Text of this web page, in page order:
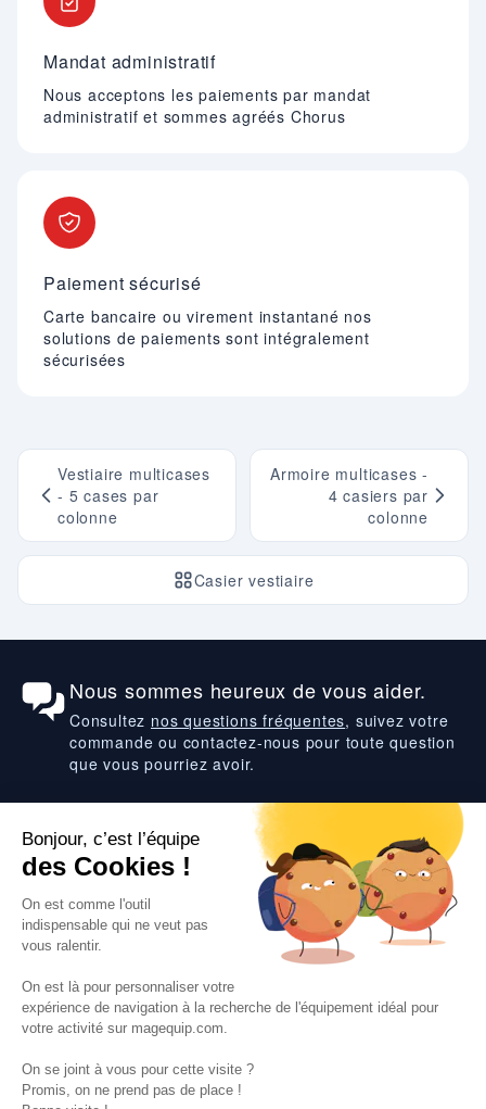
Mandat administratif
Nous acceptons les paiements par mandat
administratif et sommes agréés Chorus
Paiement sécurisé
Carte bancaire ou virement instantané nos
solutions de paiements sont intégralement
sécurisées
Vestiaire multicases
- 5 cases par
colonne
Casier vestiaire
Armoire multicases -
4 casiers par
colonne
Nous sommes heureux de vous aider.
Consultez nos questions fréquentes, suivez votre
commande ou contactez-nous pour toute question
que vous pourriez avoir.
Suivez-nous
VOS SERVICES
VOS DEMANDES
NOTRE SOCIETE